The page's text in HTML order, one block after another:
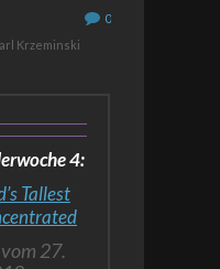
0
Krzeminski
4:
Tallest
27.